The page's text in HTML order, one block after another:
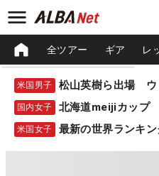
全ツアー ギア レ
米国男子 松山英樹ら出場 ウ
国内女子 北海道meijiカップ
米国女子 最新の世界ランキ